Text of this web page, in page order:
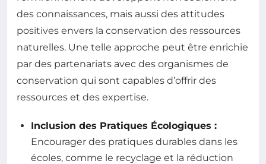
des connaissances, mais aussi des attitudes
positives envers la conservation des ressources
naturelles. Une telle approche peut être enrichie
par des partenariats avec des organismes de
conservation qui sont capables d’offrir des
ressources et des expertise.
Inclusion des Pratiques Écologiques :
Encourager des pratiques durables dans les
écoles, comme le recyclage et la réduction